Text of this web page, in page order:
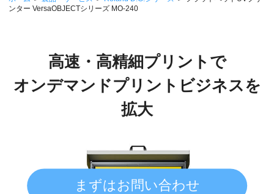
まずはお問い合わせ
ンター VersaOBJECTシリーズ MO-240
高速・高精細プリントで
オンデマンドプリントビジネスを
拡大